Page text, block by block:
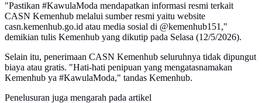
"Pastikan #KawulaModa mendapatkan informasi resmi terkait
CASN Kemenhub melalui sumber resmi yaitu website
casn.kemenhub.go.id atau media sosial di @kemenhub151,"
demikian tulis Kemenhub yang dikutip pada Selasa (12/5/2026).
Selain itu, penerimaan CASN Kemenhub seluruhnya tidak dipungut
biaya atau gratis. "Hati-hati penipuan yang mengatasnamakan
Kemenhub ya #KawulaModa," tandas Kemenhub.
Penelusuran juga mengarah pada artikel